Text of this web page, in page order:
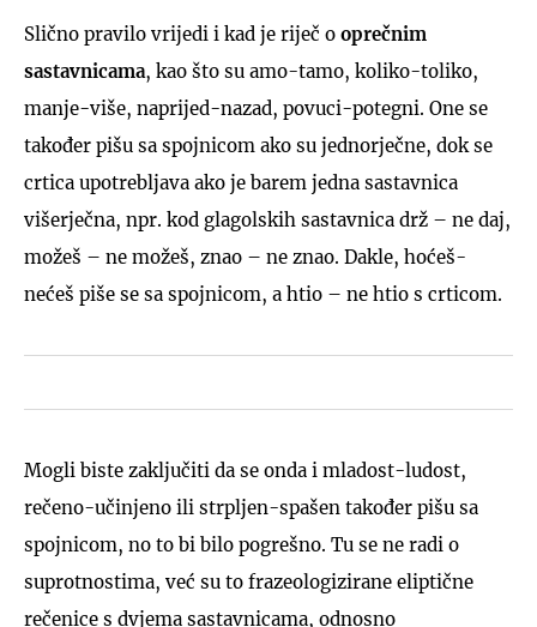
Slično pravilo vrijedi i kad je riječ o oprečnim
sastavnicama, kao što su amo-tamo, koliko-toliko,
manje-više, naprijed-nazad, povuci-potegni. One se
također pišu sa spojnicom ako su jednorječne, dok se
crtica upotrebljava ako je barem jedna sastavnica
višerječna, npr. kod glagolskih sastavnica drž – ne daj,
možeš – ne možeš, znao – ne znao. Dakle, hoćeš-
nećeš piše se sa spojnicom, a htio – ne htio s crticom.
Mogli biste zaključiti da se onda i mladost-ludost,
rečeno-učinjeno ili strpljen-spašen također pišu sa
spojnicom, no to bi bilo pogrešno. Tu se ne radi o
suprotnostima, već su to frazeologizirane eliptične
rečenice s dvjema sastavnicama, odnosno